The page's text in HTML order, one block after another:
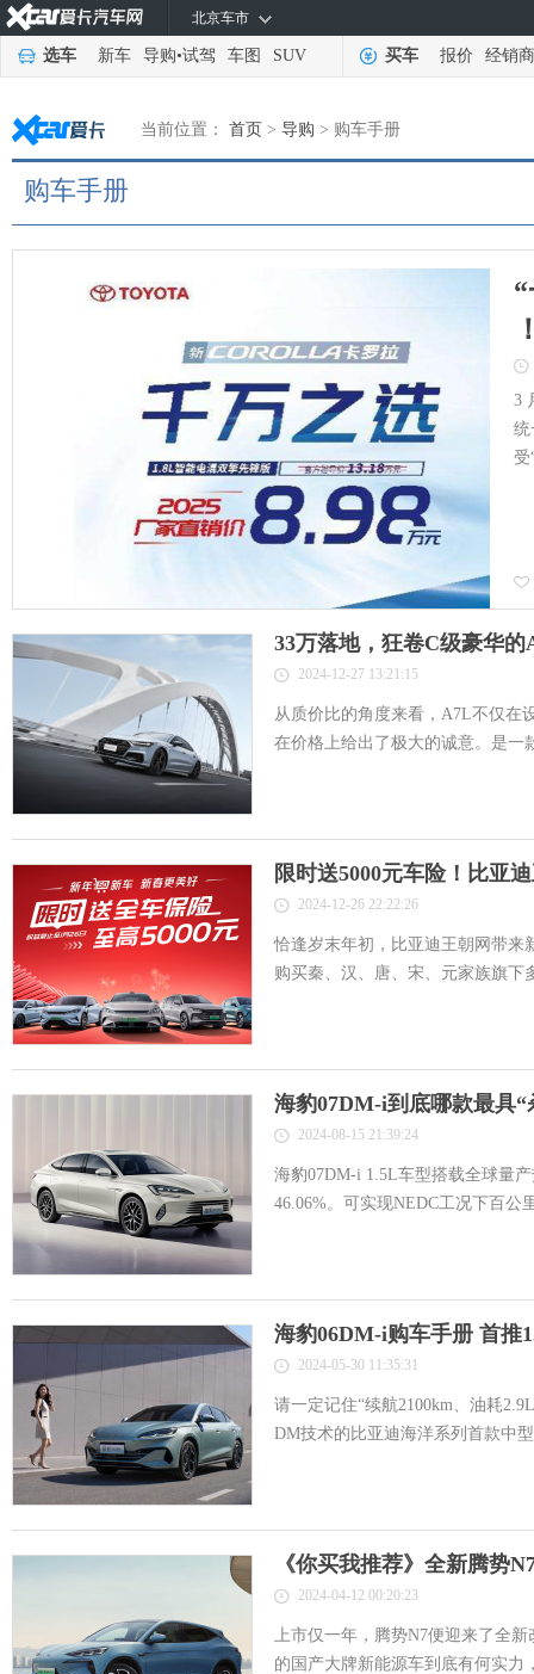
北京车市
选车 新车 导购•试驾 车图 SUV 买车 报价 经销商
当前位置： 首页 > 导购 > 购车手册
购车手册
3
统
33万落地，狂卷C级豪华
2024-12-27 13:21:15
从质价比的角度来看，A7L不仅在
在价格上给出了极大的诚意。是一
限时送5000元车险！比亚
2024-12-26 22:22:26
恰逢岁末年初，比亚迪王朝网带来
购买秦、汉、唐、宋、元家族旗下
海豹07DM-i到底哪款最具“
2024-08-15 21:39:24
海豹07DM-i 1.5L车型搭载全球量
46.06%。可实现NEDC工况下百公
海豹06DM-i购车手册 首推
2024-05-30 11:35:31
请一定记住“续航2100km、油耗
DM技术的比亚迪海洋系列首款中
《你买我推荐》全新腾势
2024-04-12 00:20:23
上市仅一年，腾势N7便迎来了全
的国产大牌新能源车到底有何实力